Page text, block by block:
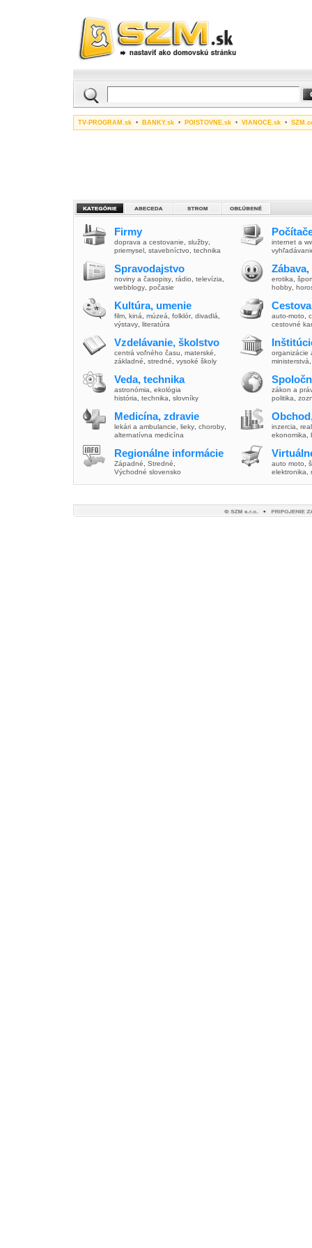
TV-PROGRAM.sk • BANKY.sk • POISTOVNE.sk • VIANOCE.sk •
Firmy
doprava a cestovanie služby
priemysel stavebníctvo technika
Spravodajstvo
noviny a časopisy rádio televízia
webblogy počasie
Kultúra, umenie
film kiná múzeá folklór, divadlá
výstavy literatúra
Vzdelávanie, školstvo
centrá voľného času materské
základné
stredné vysoké školy
Veda, technika
astronómia
ekológia
história
technika slovníky
Medicína, zdravie
lekári a ambulancie lieky choroby
alternatívna medicína
Regionálne informácie
Západné Stredné
Východné slovensko
internet a
erotika
hobby
auto-moto
cestovné
organizácie
ministerstvá
zákon a
politika
inzercia
ekonomika
auto moto
elektronika,